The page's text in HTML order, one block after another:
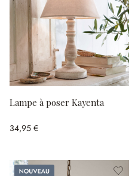
Lampe à poser Kayenta
34,95 €
Nouveau